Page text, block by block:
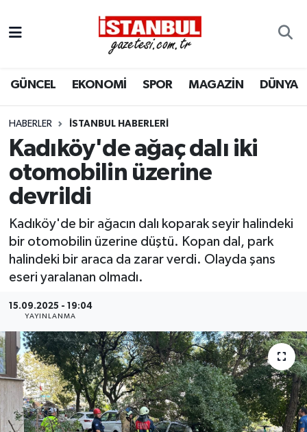
GÜNCEL EKONOMİ SPOR MAGAZİN DÜNYA
HABERLER İSTANBUL HABERLERI
Kadıköy'de ağaç dalı iki
otomobilin üzerine
devrildi
Kadıköy'de bir ağacın dalı koparak seyir halindeki
bir otomobilin üzerine düştü. Kopan dal, park
halindeki bir araca da zarar verdi. Olayda şans
eseri yaralanan olmadı.
15.09.2025 - 19:04
YAYINLANMA
EKONOMİ
İSTANBUL
DÜNYA
SPOR
MAGAZİN
KÜLTÜR SANAT
BİLİM VE TEKNOLOJİ
OTOMOBİL
KURUMSAL
Nöbetçi Eczaneler
Hava Durumu
Trafik Durumu
Süper Lig Puan Durumu ve Fikstür
Tüm Manşetler
Son Dakika Haberleri
Haber Arşivi